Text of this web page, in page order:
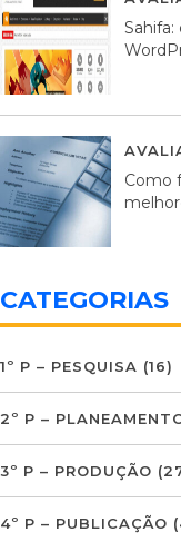
Como
CATEGORIAS
1º P – PESQUISA (16)
2º P –
3º P – PRODUÇÃO
4º P – PUBLICAÇÃO